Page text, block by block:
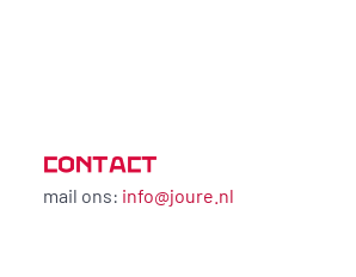
CONTACT
mail ons: info@joure.nl